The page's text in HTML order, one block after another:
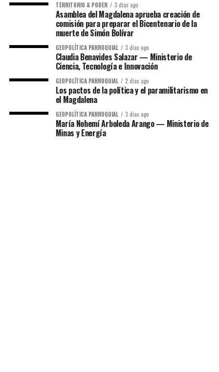
TERRITORIO & PODER 3 días ago
Asamblea del Magdalena aprueba creación de
comisión para preparar el Bicentenario de la
muerte de Simón Bolívar
GEOPOLÍTICA PARROQUIAL 3 días ago
Claudia Benavides Salazar — Ministerio de
Ciencia, Tecnología e Innovación
GEOPOLÍTICA PARROQUIAL 2 días ago
Los pactos de la política y el paramilitarismo en
el Magdalena
GEOPOLÍTICA PARROQUIAL 3 días ago
María Nohemí Arboleda Arango — Ministerio de
Minas y Energía